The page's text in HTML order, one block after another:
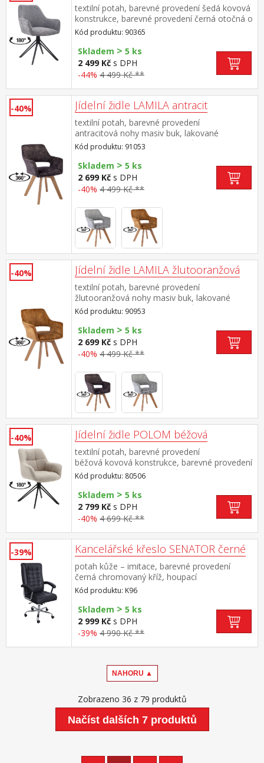
textilní potah, barevné provedení šedá kovová
konstrukce, barevné provedení černá otočná o
180 stupňů výška sedu 50 cm doporučená
nosnost do 120 kg
Kód produktu: 90365
Skladem > 5 ks
2 499 Kč s DPH
-44% 4 499 Kč **
-40% Jídelní židle LAMILA antracit
textilní potah, barevné provedení
antracitová nohy masiv buk, lakované
provedení otočná o 360 stupňů výška sedu 47
cm doporučená nosnost do 120 kg
Kód produktu: 91053
Skladem > 5 ks
2 699 Kč s DPH
-40% 4 499 Kč **
-40% Jídelní židle LAMILA žlutooranžová
textilní potah, barevné provedení
žlutooranžová nohy masiv buk, lakované
provedení otočná o 360 stupňů výška sedu 47
cm doporučená nosnost do 120 kg
Kód produktu: 90953
Skladem > 5 ks
2 699 Kč s DPH
-40% 4 499 Kč **
-40% Jídelní židle POLOM béžová
textilní potah, barevné provedení
béžová kovová konstrukce, barevné provedení
černá otočná o 180 stupňů výška sedu 50
cm doporučená nosnost do 120 kg
Kód produktu: 80506
Skladem > 5 ks
2 799 Kč s DPH
-40% 4 699 Kč **
-39% Kancelářské křeslo SENATOR černé
potah kůže – imitace, barevné provedení
černá chromovaný kříž, houpací
mechanismus výška sedu 47-55 cm
Kód produktu: K96
Skladem > 5 ks
2 999 Kč s DPH
-39% 4 990 Kč **
NAHORU ▲
Zobrazeno 36 z 79 produktů
Načíst dalších 7 produktů